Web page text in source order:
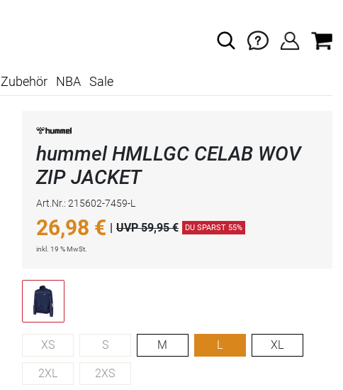
Zubehör NBA Sale
hummel HMLLGC CELAB WOV
ZIP JACKET
Art.Nr.: 215602-7459-L
26,98 € | UVP 59,95 € DU SPARST 55%
inkl. 19 % MwSt.
XS S M L XL
2XL 2XS